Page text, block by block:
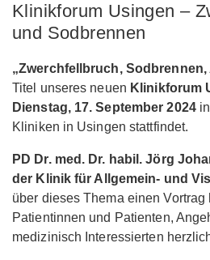
Klinikforum Usingen –
und Sodbrennen
„Zwerchfellbruch, Sodbrennen,
Titel unseres neuen Klinikforum
Dienstag, 17. September 2024
Kliniken in Usingen stattfindet.
PD Dr. med. Dr. habil. Jörg
der Klinik für Allgemein- und
über dieses Thema einen Vortrag
Patientinnen und Patienten,
medizinisch Interessierten